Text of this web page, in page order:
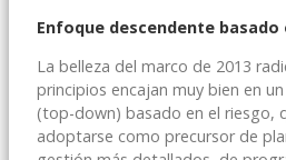
Enfoque descendente basado
La belleza del marco de 2013
principios encajan muy bien en
(top-down) basado en el riesgo,
adoptarse como precursor de